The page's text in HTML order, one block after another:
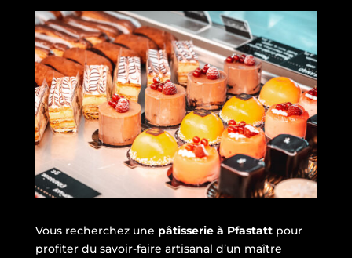
Vous recherchez une pâtisserie à Pfastattpour
profiter du savoir-faire artisanal d’un maître